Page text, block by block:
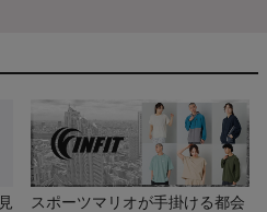
スポーツマリオが手掛ける都会